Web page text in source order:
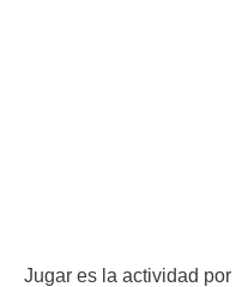
Jugar es la actividad